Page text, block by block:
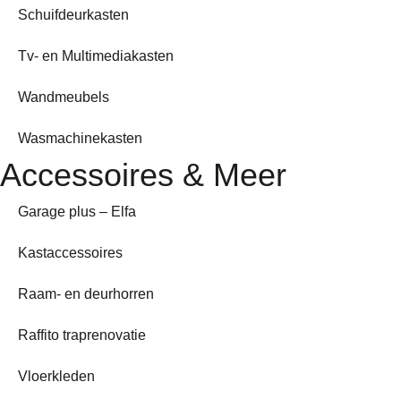
Schuifdeurkasten
Tv- en Multimediakasten
Wandmeubels
Wasmachinekasten
Accessoires & Meer
Garage plus – Elfa
Kastaccessoires
Raam- en deurhorren
Raffito traprenovatie
Vloerkleden